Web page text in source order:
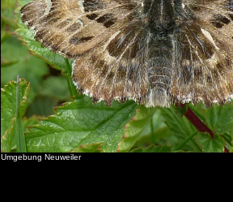
Umgebung Neuweiler